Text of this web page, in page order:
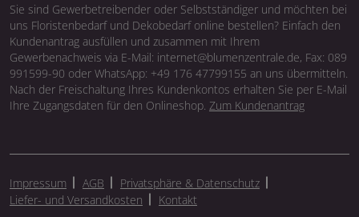
Sie sind Gewerbetreibender oder Selbstständiger und möchten bei
uns Floristenbedarf und Dekobedarf online bestellen? Einfach den
Kundenantrag ausfüllen und zusammen mit Ihrem
Gewerbenachweis via E-Mail: internet@blumenzentrale.de, Fax: 089
991599-90 oder WhatsApp: +49 176 47799155 an uns übermitteln.
Nach der Freischaltung Ihres Kundenkontos erhalten Sie per E-Mail
Ihre Zugangsdaten für den Onlineshop. Zum Kundenantrag
Impressum AGB
Privatsphäre & Datenschutz
Liefer- und Versandkosten
Kontakt